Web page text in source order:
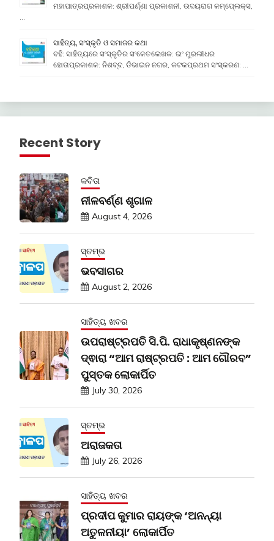
ମହାପାତ୍ରପ୍ରକାଶକ: ଶ୍ରୀପର୍ଣ୍ଣା ପ୍ରକାଶନୀ, ଉଦୟରାଗ କମ୍ପେ୍ଲକ୍ସ,
ସାହିତ୍ୟ, ସଂସ୍କୃତି ଓ ସମାଜର କଥା
ବହି: ସାହିତ୍ୟରେ ସଂସ୍କୃତିର ସଂକେତଲେଖକ: ଇଂ ମୁରଲୀଧର
ହୋତାପ୍ରକାଶକ: ନିଶବ୍ଦ, ଡିଭାଇନ ନଗର, କଟକପ୍ରଥମ ସଂସ୍କରଣ: …
Recent Story
କବିତା
ନୀଳବର୍ଣ୍ଣ ଶୃଗାଳ
August 4, 2026
ସ୍ତମ୍ଭ
ଭବସାଗର
August 2, 2026
ସାହିତ୍ୟ ଖବର
ଉପରାଷ୍ଟ୍ରପତି ସି.ପି. ରାଧାକୃଷ୍ଣନଙ୍କ
ଦ୍ଵାରା “ଆମ ରାଷ୍ଟ୍ରପତି : ଆମ ଗୌରବ”
ପୁସ୍ତକ ଲୋକାର୍ପିତ
July 30, 2026
ସ୍ତମ୍ଭ
ଅରାଜକତା
July 26, 2026
ସାହିତ୍ୟ ଖବର
ପ୍ରଦୀପ କୁମାର ରାୟଙ୍କ ‘ଅନନ୍ୟା
ଅତୁଳନୀୟା’ ଲୋକାର୍ପିତ